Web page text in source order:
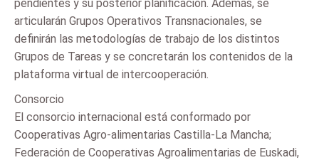
pendientes y su posterior planificación. Además, se
articularán Grupos Operativos Transnacionales, se
definirán las metodologías de trabajo de los distintos
Grupos de Tareas y se concretarán los contenidos de la
plataforma virtual de intercooperación.
Consorcio
El consorcio internacional está conformado por
Cooperativas Agro­-alimentarias Castilla-La Mancha;
Federación de Cooperativas Agro­alimentarias de Euskadi,